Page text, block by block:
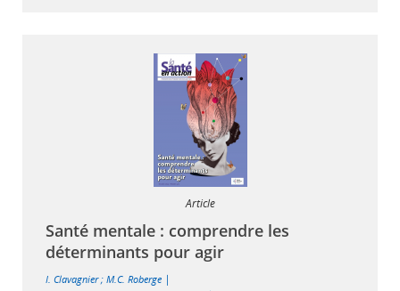
Article
Santé mentale : comprendre les
déterminants pour agir
I. Clavagnier; M.C. Roberge |